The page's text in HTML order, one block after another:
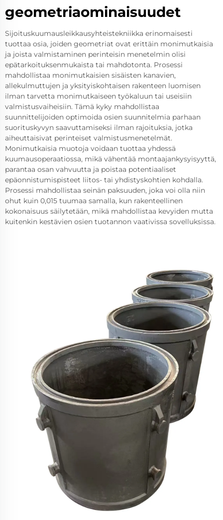
geometriaominaisuudet
Sijoituskuumausleikkausyhteistekniikka erinomaisesti
tuottaa osia, joiden geometriat ovat erittäin monimutkaisia
ja joista valmistaminen perinteisin menetelmin olisi
epätarkoituksenmukaista tai mahdotonta. Prosessi
mahdollistaa monimutkaisien sisäisten kanavien,
allekulmuttujen ja yksityiskohtaisen rakenteen luomisen
ilman tarvetta monimutkaiseen työkaluun tai useisiin
valmistusvaiheisiin. Tämä kyky mahdollistaa
suunnittelijoiden optimoida osien suunnitelmia parhaan
suorituskyvyn saavuttamiseksi ilman rajoituksia, jotka
aiheuttaisivat perinteiset valmistusmenetelmät.
Monimutkaisia muotoja voidaan tuottaa yhdessä
kuumausoperaatiossa, mikä vähentää montaajankysyisyyttä,
parantaa osan vahvuutta ja poistaa potentiaaliset
epäonnistumispisteet liitos- tai yhdistyskohtien kohdalla.
Prosessi mahdollistaa seinän paksuuden, joka voi olla niin
ohut kuin 0,015 tuumaa samalla, kun rakenteellinen
kokonaisuus säilytetään, mikä mahdollistaa kevyiden mutta
kuitenkin kestävien osien tuotannon vaativissa sovelluksissa.